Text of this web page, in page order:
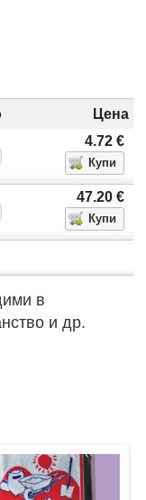
Цена
4.72 €
47.20 €
в
и др.